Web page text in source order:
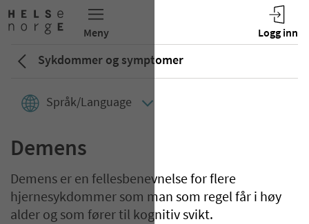
Sykdommer og symptomer
Språk/Language
Demens
Demens er en fellesbenevnelse for flere
hjernesykdommer som man som regel får i høy
alder og som fører til kognitiv svikt.